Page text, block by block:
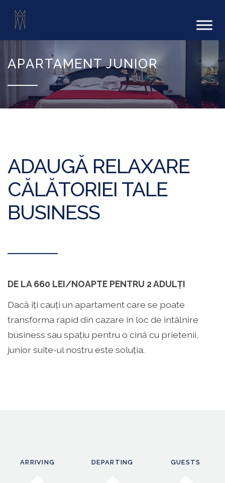
APARTAMENT JUNIOR
ADAUGĂ RELAXARE
CĂLĂTORIEI TALE
BUSINESS
DE LA 660 LEI/NOAPTE PENTRU 2 ADULȚI
Dacă îți cauți un apartament care se poate
transforma rapid din cazare în loc de întâlnire
business sau spațiu pentru o cină cu prietenii,
junior suite-ul nostru este soluția.
ARRIVING DEPARTING GUESTS